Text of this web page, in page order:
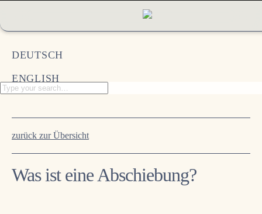
Übersicht
Hannes Honecker
DEUTSCH
ENGLISH
zurück zur Übersicht
Was ist eine Abschiebung?